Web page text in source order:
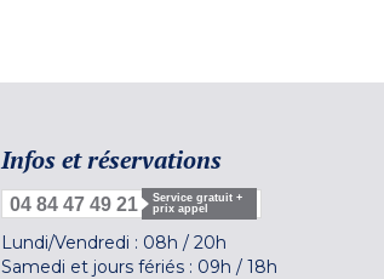
Infos et réservations
04 84 47 49 21
Service gratuit +
prix appel
Lundi/Vendredi : 08h / 20h
Samedi et jours fériés : 09h / 18h